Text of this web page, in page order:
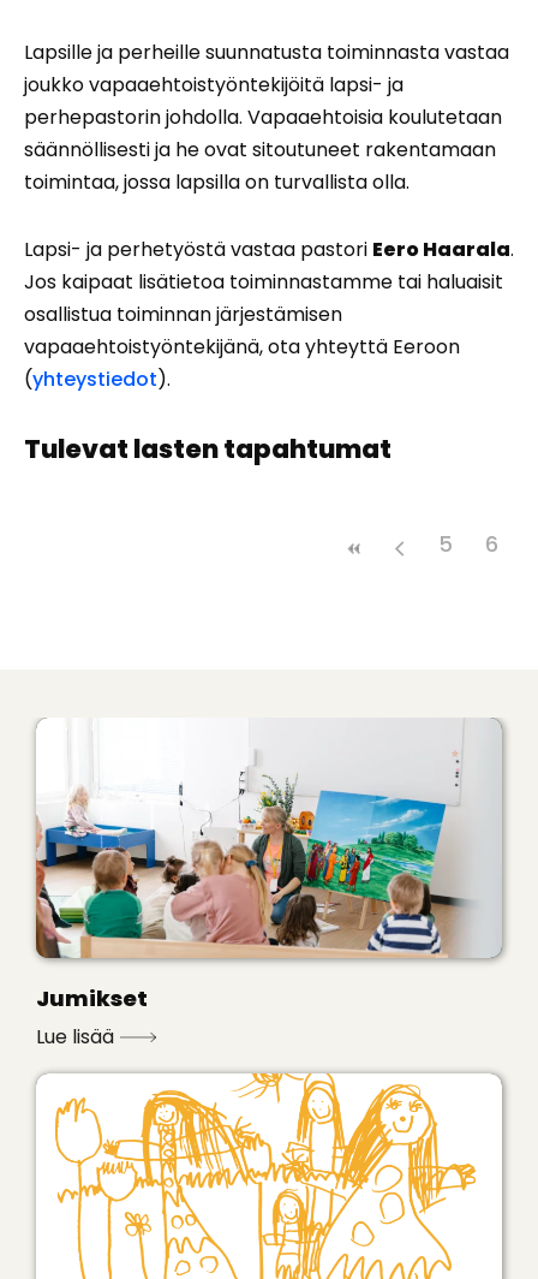
Lapsille ja perheille suunnatusta toiminnasta vastaa
joukko vapaaehtoistyöntekijöitä lapsi- ja
perhepastorin johdolla. Vapaaehtoisia koulutetaan
säännöllisesti ja he ovat sitoutuneet rakentamaan
toimintaa, jossa lapsilla on turvallista olla.
Lapsi- ja perhetyöstä vastaa pastori Eero Haarala.
Jos kaipaat lisätietoa toiminnastamme tai haluaisit
osallistua toiminnan järjestämisen
vapaaehtoistyöntekijänä, ota yhteyttä Eeroon
(yhteystiedot).
Tulevat lasten tapahtumat
5 6
Jumikset
Lue lisää